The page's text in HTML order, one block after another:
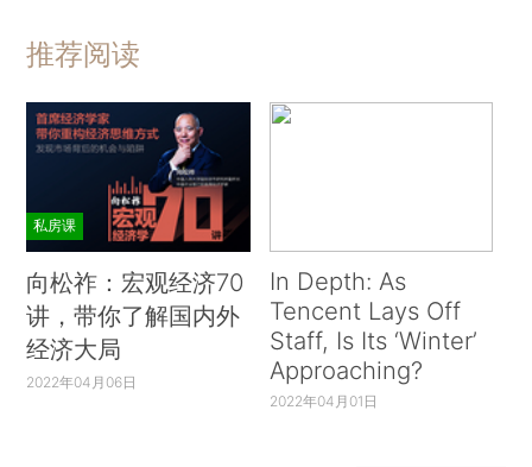
推荐阅读
私房课
向松祚：宏观经济70
讲，带你了解国内外
经济大局
2022年04月06日
In Depth: As
Tencent Lays Off
Staff, Is Its ‘Winter’
Approaching?
2022年04月01日